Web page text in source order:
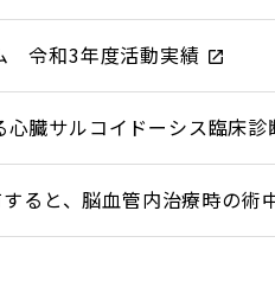
令和3年度活動実績
臓サルコイドーシス臨床
ると、脳血管内治療時の